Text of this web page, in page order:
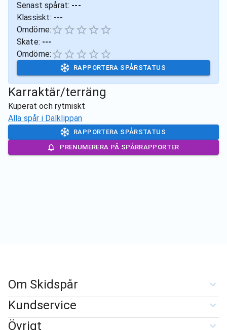
Senast spårat: ---
Klassiskt: ---
Omdöme:
Skate: ---
Omdöme:
RAPPORTERA SPÅRSTATUS
Karraktär/terräng
Kuperat och rytmiskt
Alla spår i Dalklippan
RAPPORTERA SPÅRSTATUS
PRENUMERERA PÅ SPÅRRAPPORTER
Om Skidspår
Kundservice
Övrigt